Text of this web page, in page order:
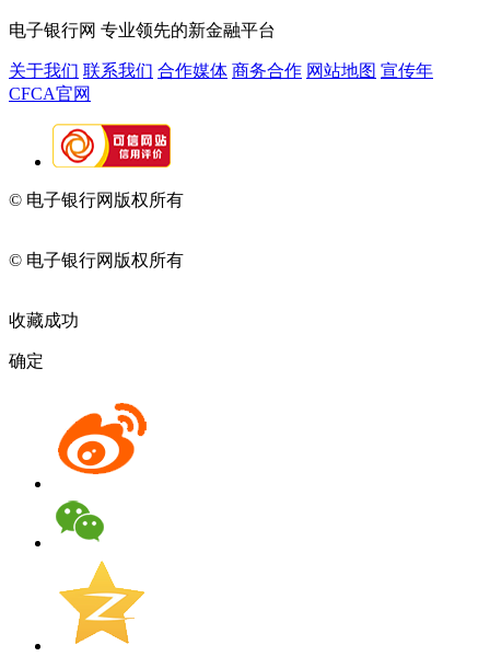
电子银行网 专业领先的新金融平台
关于我们 联系我们 合作媒体 商务合作 网站地图 宣传年
CFCA官网
© 电子银行网版权所有
© 电子银行网版权所有
收藏成功
确定